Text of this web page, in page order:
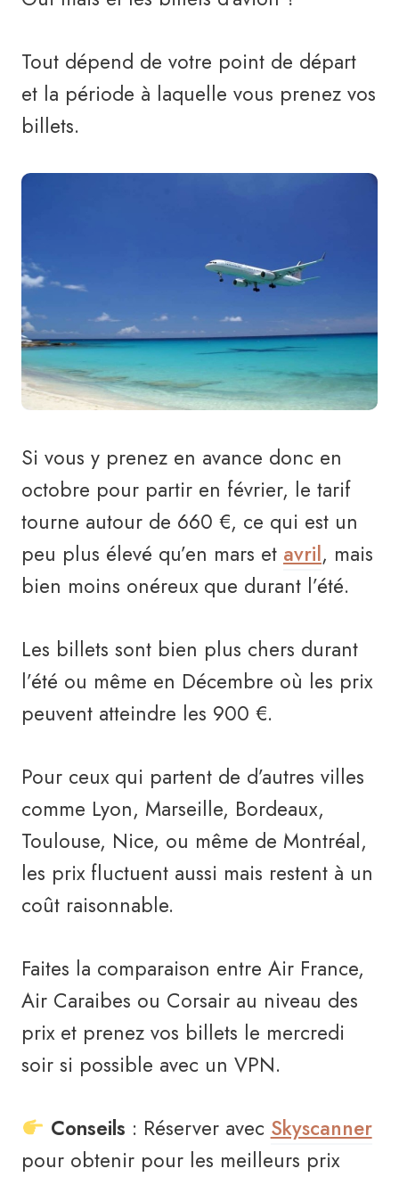
Tout dépend de votre point de départ
et la période à laquelle vous prenez vos
billets.
Si vous y prenez en avance donc en
octobre pour partir en février, le tarif
tourne autour de 660 €, ce qui est un
peu plus élevé qu’en mars et avril, mais
bien moins onéreux que durant l’été.
Les billets sont bien plus chers durant
l’été ou même en Décembre où les prix
peuvent atteindre les 900 €.
Pour ceux qui partent de d’autres villes
comme Lyon, Marseille, Bordeaux,
Toulouse, Nice, ou même de Montréal,
les prix fluctuent aussi mais restent à un
coût raisonnable.
Faites la comparaison entre Air France,
Air Caraibes ou Corsair au niveau des
prix et prenez vos billets le mercredi
soir si possible avec un VPN.
Conseils : Réserver avec Skyscanner
pour obtenir pour les meilleurs prix